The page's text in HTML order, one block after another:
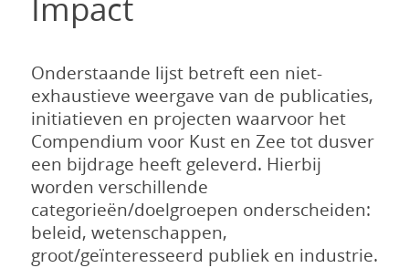
Impact
Onderstaande lijst betreft een niet-
exhaustieve weergave van de publicaties,
initiatieven en projecten waarvoor het
Compendium voor Kust en Zee tot dusver
een bijdrage heeft geleverd. Hierbij
worden verschillende
categorieën/doelgroepen onderscheiden:
beleid, wetenschappen,
groot/geïnteresseerd publiek en industrie.